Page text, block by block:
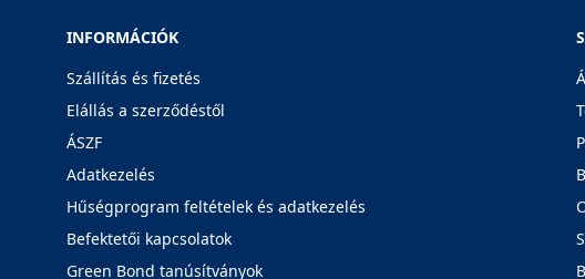
INFORMÁCIÓK
Szállítás és fizetés
Elállás a szerződéstől
ÁSZF
Adatkezelés
Hűségprogram feltételek és adatkezelés
Befektetői kapcsolatok
Green Bond tanúsítványok